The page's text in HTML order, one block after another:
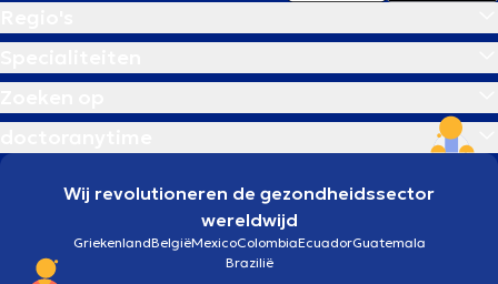
Wij revolutioneren de gezondheidssector
wereldwijd
GriekenlandBelgiëMexicoColombiaEcuadorGuatemala
Brazilië